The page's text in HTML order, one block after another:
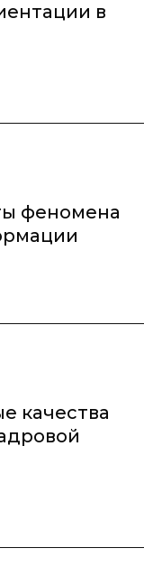
в
феномена
качества